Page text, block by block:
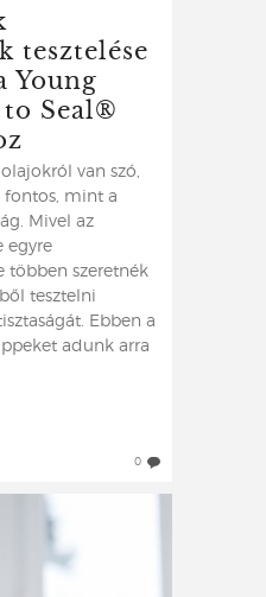
tesztelése
Young
Seal®
van szó,
fontos, mint a
Mivel az
egyre
többen szeretnék
tesztelni
Ebben a
adunk arra
0